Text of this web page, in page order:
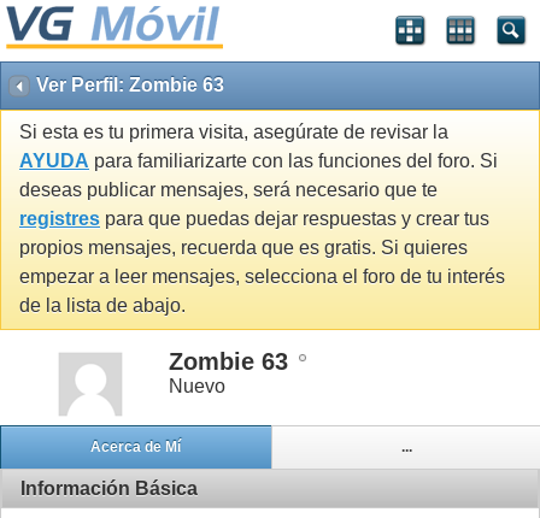
Ver Perfil: Zombie 63
Si esta es tu primera visita, asegúrate de revisar la
AYUDA para familiarizarte con las funciones del foro. Si
deseas publicar mensajes, será necesario que te
registres para que puedas dejar respuestas y crear tus
propios mensajes, recuerda que es gratis. Si quieres
empezar a leer mensajes, selecciona el foro de tu interés
de la lista de abajo.
Zombie 63
Nuevo
Acerca de Mí ...
Información Básica